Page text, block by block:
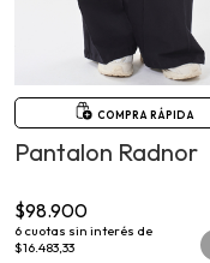
COMPRA RÁPIDA
Pantalon Radnor
$98.900
6 cuotas sin interés de
$16.483,33